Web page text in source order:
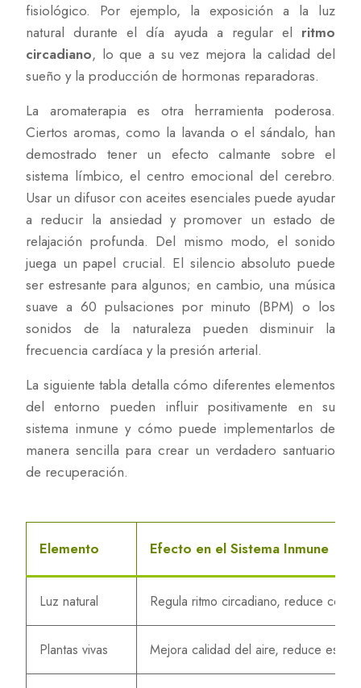
fisiológico. Por ejemplo, la exposición a la luz
natural durante el día ayuda a regular el ritmo
circadiano, lo que a su vez mejora la calidad del
sueño y la producción de hormonas reparadoras.
La aromaterapia es otra herramienta poderosa.
Ciertos aromas, como la lavanda o el sándalo, han
demostrado tener un efecto calmante sobre el
sistema límbico, el centro emocional del cerebro.
Usar un difusor con aceites esenciales puede ayudar
a reducir la ansiedad y promover un estado de
relajación profunda. Del mismo modo, el sonido
juega un papel crucial. El silencio absoluto puede
ser estresante para algunos; en cambio, una música
suave a 60 pulsaciones por minuto (BPM) o los
sonidos de la naturaleza pueden disminuir la
frecuencia cardíaca y la presión arterial.
La siguiente tabla detalla cómo diferentes elementos
del entorno pueden influir positivamente en su
sistema inmune y cómo puede implementarlos de
manera sencilla para crear un verdadero santuario
de recuperación.
Elemento Efecto en el Sistema Inmune
Luz natural Regula ritmo circadiano, reduce
Plantas vivas Mejora calidad del aire, reduce estrés